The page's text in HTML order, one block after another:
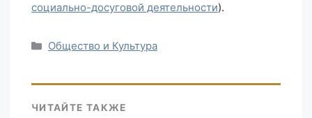
социально-досуговой деятельности).
Рубрики
Общество и Культура
ЧИТАЙТЕ ТАКЖЕ